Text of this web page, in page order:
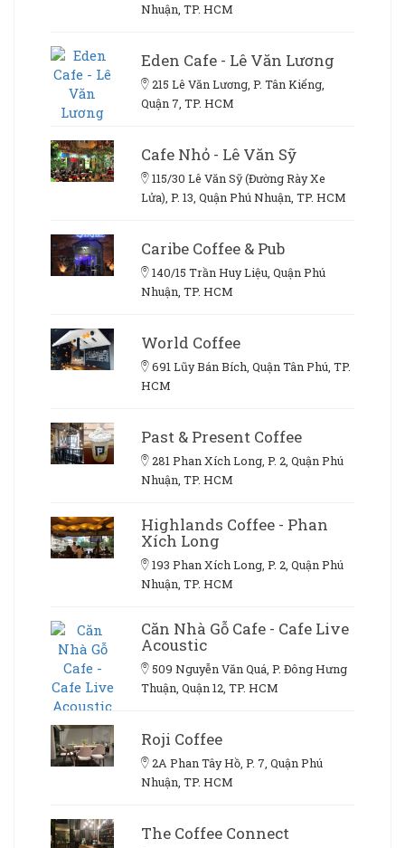
Nhuận, TP. HCM
Eden Cafe - Lê Văn Lương
215 Lê Văn Lương, P. Tân Kiểng,
Quận 7, TP. HCM
Cafe Nhỏ - Lê Văn Sỹ
115/30 Lê Văn Sỹ (Đường Rày Xe
Lửa), P. 13, Quận Phú Nhuận, TP. HCM
Caribe Coffee & Pub
140/15 Trần Huy Liệu, Quận Phú
Nhuận, TP. HCM
World Coffee
691 Lũy Bán Bích, Quận Tân Phú, TP.
HCM
Past & Present Coffee
281 Phan Xích Long, P. 2, Quận Phú
Nhuận, TP. HCM
Highlands Coffee - Phan
Xích Long
193 Phan Xích Long, P. 2, Quận Phú
Nhuận, TP. HCM
Căn Nhà Gỗ Cafe - Cafe Live
Acoustic
509 Nguyễn Văn Quá, P. Đông Hưng
Thuận, Quận 12, TP. HCM
Roji Coffee
2A Phan Tây Hồ, P. 7, Quận Phú
Nhuận, TP. HCM
The Coffee Connect